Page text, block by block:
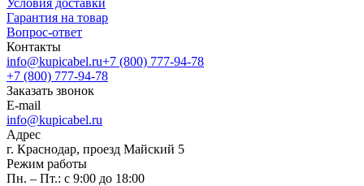
Гарантия на товар
Вопрос-ответ
Контакты
info@kupicabel.ru+7 (800) 777-94-78
+7 (800) 777-94-78
Заказать звонок
E-mail
info@kupicabel.ru
Адрес
г. Краснодар, проезд Майский 5
Режим работы
Пн. – Пт.: с 9:00 до 18:00